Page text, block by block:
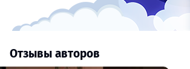
Отзывы авторов